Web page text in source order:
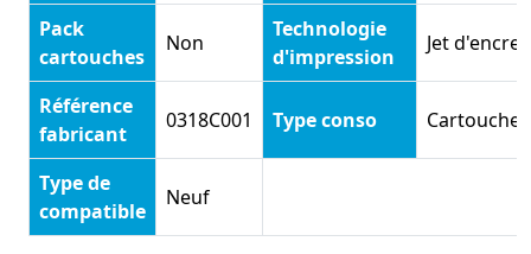
Pack
cartouches
Non
Technologie
d'impression
Jet d'encre
Référence
fabricant
0318C001 Type conso Cartouche
Type de
compatible
Neuf